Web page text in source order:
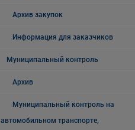
Архив закупок
Информация для заказчиков
Муниципальный контроль
Архив
Муниципальный контроль на
автомобильном транспорте,